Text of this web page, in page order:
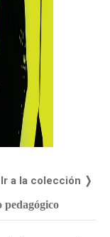
Ir a la colección ❭
pedagógico